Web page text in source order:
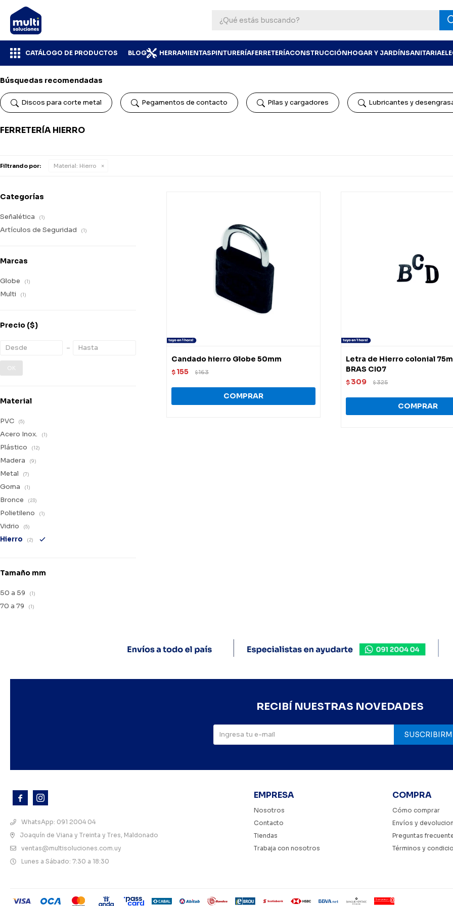
CATÁLOGO DE PRODUCTOS BLOG HERRAMIENTASPINTURERÍAFERRETERÍACONSTRUCCIÓNHOGAR Y JARDÍNSANITARIA
Búsquedas recomendadas
Discos para corte metal Pegamentos de contacto Pilas y cargadores Lubricantes y
FERRETERÍA HIERRO
Filtrando por: Material: Hierro
Candado hierro Globe 50mm
$ 155 $163
Letra de Hierro colonial
BRAS CI07
$ 309 $325
Categorías
Señalética (1)
Artículos de Seguridad (1)
Marcas
Globe (1)
Multi (1)
Precio ($)
OK
Material
PVC (5)
Acero Inox. (1)
Plástico (12)
Madera (9)
Metal (7)
Goma (1)
Bronce (23)
Polietileno (1)
Vidrio (5)
Hierro (2)
Tamaño mm
50 a 59 (1)
70 a 79 (1)
 
WhatsApp: 091 2004 04
Joaquín de Viana y Treinta y Tres, Maldonado
ventas@multisoluciones.com.uy
Lunes a Sábado: 7:30 a 18:30
EMPRESA
Nosotros
Contacto
Tiendas
Trabaja con nosotros
COMPRA
Cómo comprar
Envíos y
Preguntas
Términos y
RECIBÍ NUESTRAS NOVEDADES